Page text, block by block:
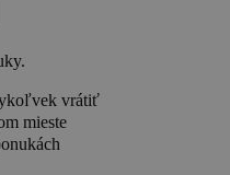
vrátiť
mieste